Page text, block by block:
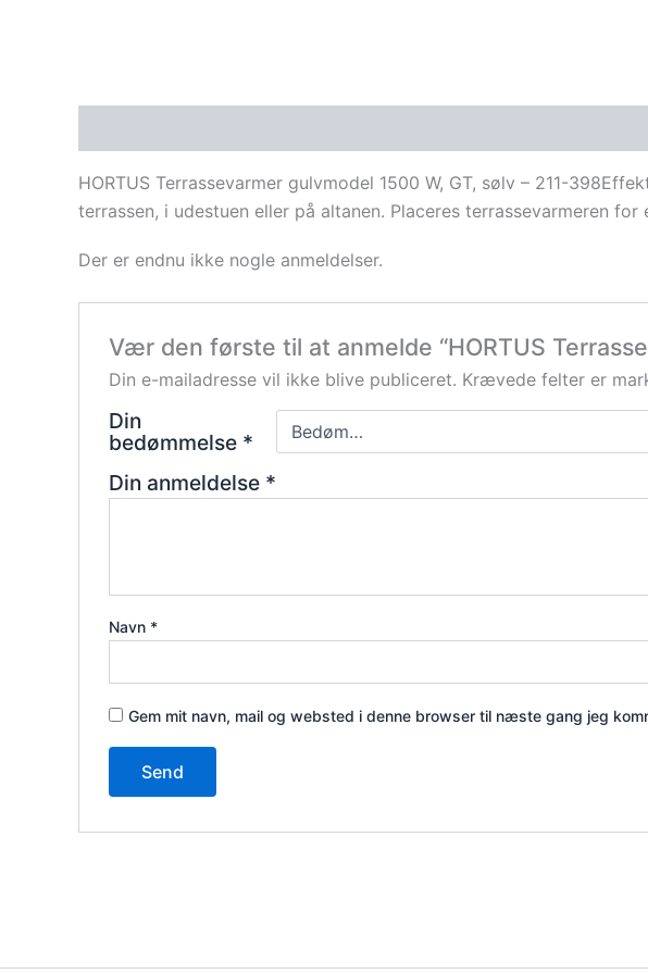
HORTUS Terrassevarmer gulvmodel 1500 W, GT, sølv – 211-
terrassen, i udestuen eller på altanen. Placeres terrassevarmeren
Der er endnu ikke nogle anmeldelser.
Vær den første til at anmelde “HORTUS
Din e-mailadresse vil ikke blive publiceret. Krævede felter er
Din
bedømmelse *
Din anmeldelse *
Navn *
Gem mit navn, mail og websted i denne browser til næste gang jeg